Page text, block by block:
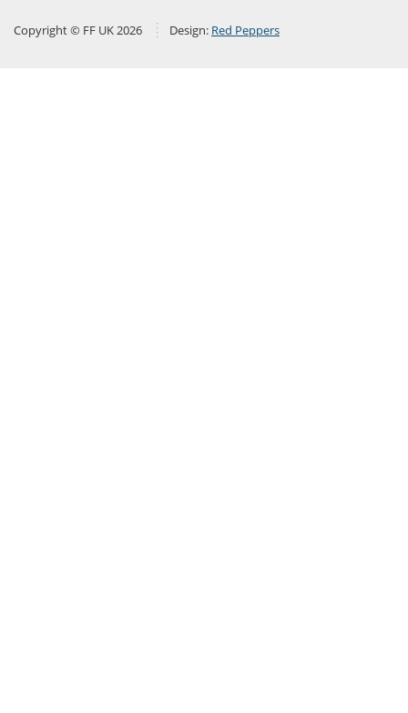
Copyright © FF UK 2026 Design: Red Peppers